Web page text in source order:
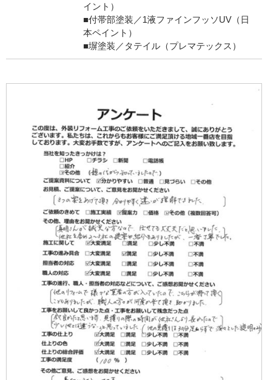
イント）
■付帯部塗装／1液ファインフッソUV（日
本ペイント）
■塀塗装／タテイル（プレマテックス）